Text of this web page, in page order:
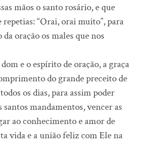
mãos o santo rosário, e que
“Orai, orai muito”, para
oração os males que nos
e o espírito de oração, a graça
do grande preceito de
os dias, para assim poder
santos mandamentos, vencer as
ao conhecimento e amor de
vida e a união feliz com Ele na